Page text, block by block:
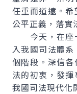
任重而道遠。
公平正義，落實
今天，在座
入我國司法體
個階段。深信
法的初衷，發
我國司法現代化